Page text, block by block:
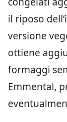
il riposo
versione
ottiene
formaggi
Emmental,